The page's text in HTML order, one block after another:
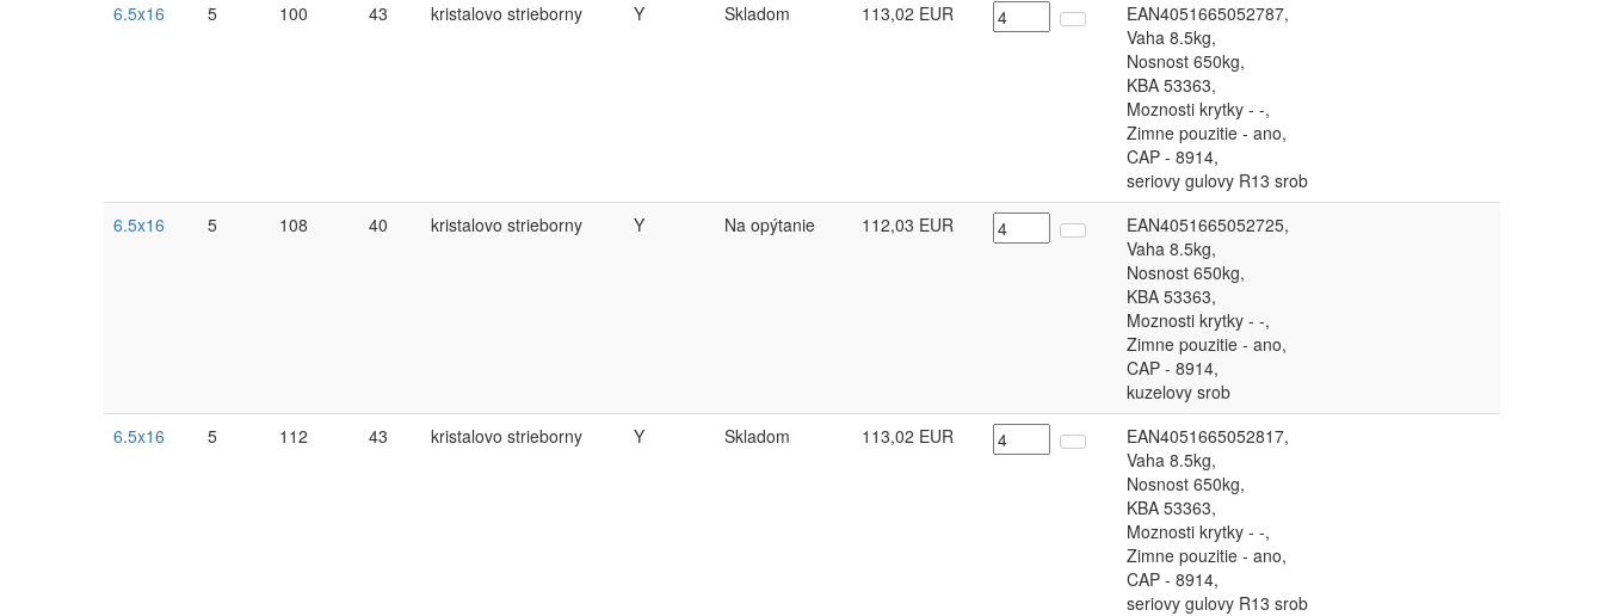
6.5x16
5 100 43 kristalovo strieborny Y Skladom 113,02 EUR
EAN4051665052787,
Vaha 8.5kg,
Nosnost 650kg,
KBA 53363,
Moznosti krytky - -,
Zimne pouzitie - ano,
CAP - 8914,
seriovy gulovy R13 srob
6.5x16
5 108 40 kristalovo strieborny Y Na opýtanie 112,03 EUR
EAN4051665052725,
Vaha 8.5kg,
Nosnost 650kg,
KBA 53363,
Moznosti krytky - -,
Zimne pouzitie - ano,
CAP - 8914,
kuzelovy srob
6.5x16
5 112 43 kristalovo strieborny Y Skladom 113,02 EUR
EAN4051665052817,
Vaha 8.5kg,
Nosnost 650kg,
KBA 53363,
Moznosti krytky - -,
Zimne pouzitie - ano,
CAP - 8914,
seriovy gulovy R13 srob